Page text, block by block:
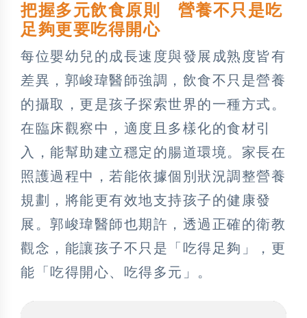
把握多元飲食原則 營養不只是吃
足夠更要吃得開心
每位嬰幼兒的成長速度與發展成熟度皆有
差異，郭峻瑋醫師強調，飲食不只是營養
的攝取，更是孩子探索世界的一種方式。
在臨床觀察中，適度且多樣化的食材引
入，能幫助建立穩定的腸道環境。家長在
照護過程中，若能依據個別狀況調整營養
規劃，將能更有效地支持孩子的健康發
展。郭峻瑋醫師也期許，透過正確的衛教
觀念，能讓孩子不只是「吃得足夠」，更
能「吃得開心、吃得多元」。